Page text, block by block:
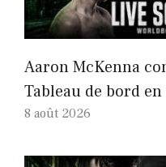
Aaron McKenna
Tableau de bord
8 août 2026